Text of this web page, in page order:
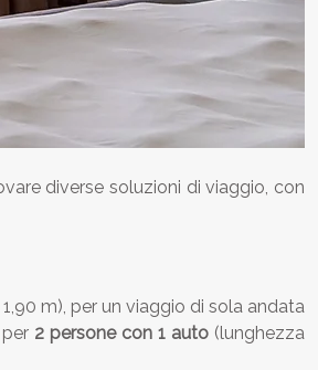
diverse soluzioni di viaggio, con
m), per un viaggio di sola andata
2 persone con 1 auto (lunghezza